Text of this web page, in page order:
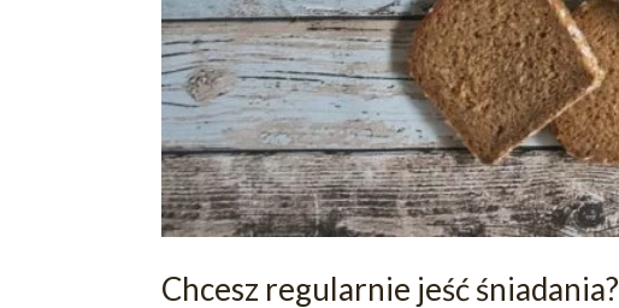
Chcesz regularnie jeść śniadania?